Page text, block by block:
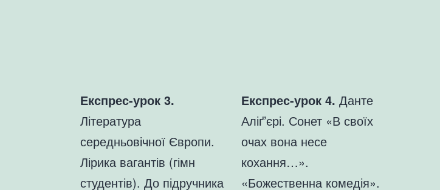
Експрес-урок 3.
Література
середньовічної Європи.
Лірика вагантів (гімн
студентів). До підручника
Експрес-урок 4. Данте
Аліґ’єрі. Сонет «В своїх
очах вона несе
кохання…».
«Божественна комедія».